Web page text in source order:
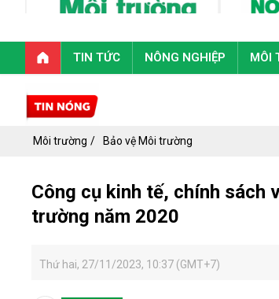
TIN TỨC NÔNG NGHIỆP MÔI
Toàn
Môi trường Bảo vệ Môi trường
Công cụ kinh tế, chính sách
trường năm 2020
Thứ hai, 27/11/2023, 10:37 (GMT+7)